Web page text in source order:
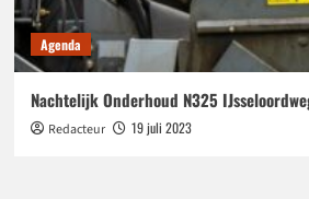
Agenda
Nachtelijk Onderhoud N325
Redacteur 19 juli 2023